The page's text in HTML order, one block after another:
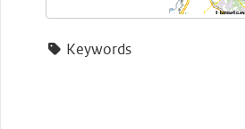
Keywords